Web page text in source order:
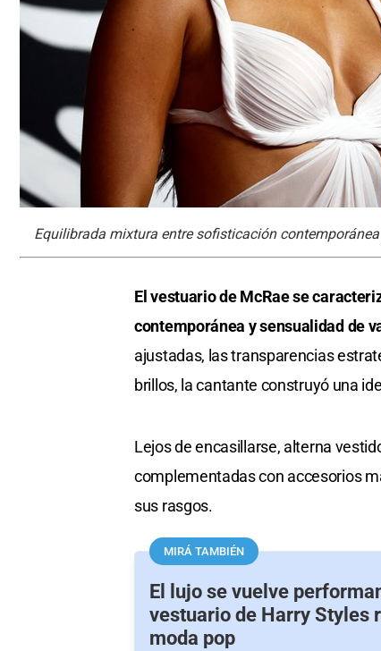
Equilibrada mixtura entre sofisticación
El vestuario de McRae se
contemporánea y sensualidad de
ajustadas, las transparencias
brillos, la cantante construyó una
Lejos de encasillarse, alterna
complementadas con accesorios
sus rasgos.
MIRÁ TAMBIÉN
El lujo se vuelve
vestuario de Harry Styles
moda pop